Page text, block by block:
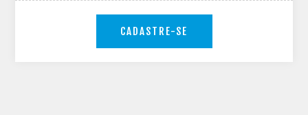
CADASTRE-SE